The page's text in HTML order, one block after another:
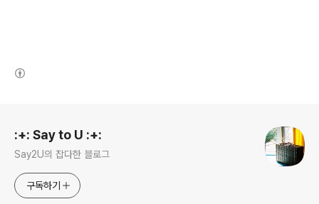
:+: Say to U :+:
Say2U의 잡다한 블로그
구독하기